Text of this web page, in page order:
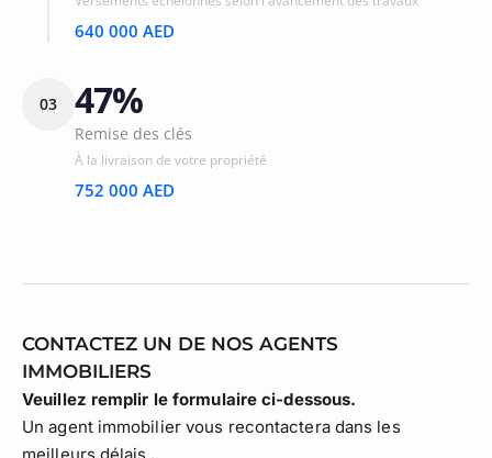
640 000 AED
03 47%
Remise des clés
À la livraison de votre propriété
752 000 AED
CONTACTEZ UN DE NOS AGENTS
IMMOBILIERS
Veuillez remplir le formulaire ci-dessous.
Un agent immobilier vous recontactera dans les